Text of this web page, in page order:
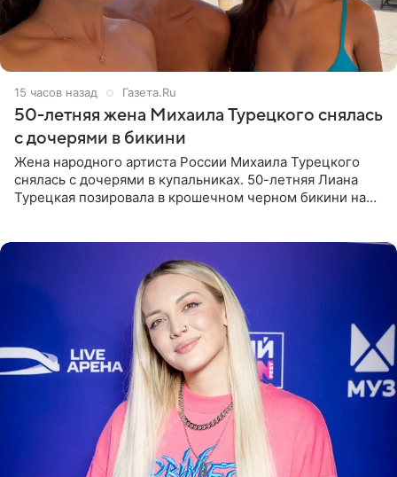
15 часов назад Газета.Ru
50-летняя жена Михаила Турецкого снялась
с дочерями в бикини
Жена народного артиста России Михаила Турецкого
снялась с дочерями в купальниках. 50-летняя Лиана
Турецкая позировала в крошечном черном бикини на